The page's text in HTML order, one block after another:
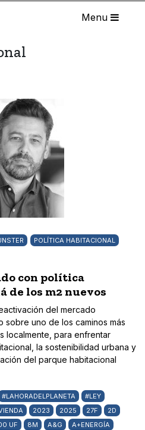
Menu
POLÍTICA HABITACIONAL
con política
de los m2 nuevos
del mercado
sobre uno de los caminos más
localmente, para enfrentar
la sostenibilidad urbana y
del parque habitacional
#LAHORADELPLANETA
#LEY
2023 2025 27F
2D
UF 8M A&G
A+ENERGÍA